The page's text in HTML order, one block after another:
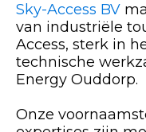
Sky-Access BV
van industriële
Access, sterk in
technische
Energy Ouddorp.
Onze